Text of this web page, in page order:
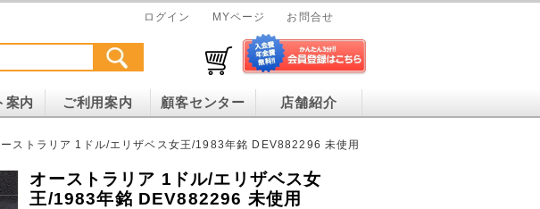
ログイン MYページ お問合せ
案内 ご利用案内 顧客センター 店舗紹介
ーストラリア 1ドル/エリザベス女王/1983年銘 DEV882296 未使用
オーストラリア 1ドル/エリザベス女
王/1983年銘 DEV882296 未使用